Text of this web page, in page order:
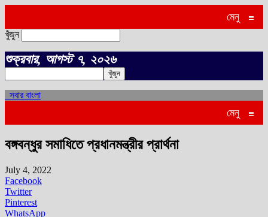
মেনু ≡
খুঁজুন
শুক্রবার, আগস্ট ৭, ২০২৬
সবার বাংলা
মেনু ≡
বঙ্গবন্ধুর সমাধিতে প্রধানমন্ত্রীর প্রার্থনা
July 4, 2022
Facebook
Twitter
Pinterest
WhatsApp